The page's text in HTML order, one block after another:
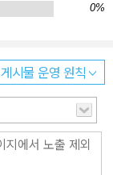
아 그림책 『달팽이
람을 만났어요』의
미의 예술 세계를
람과 달팽이는 자
녔습니다. 달팽이
0%
게시물 운영 원칙